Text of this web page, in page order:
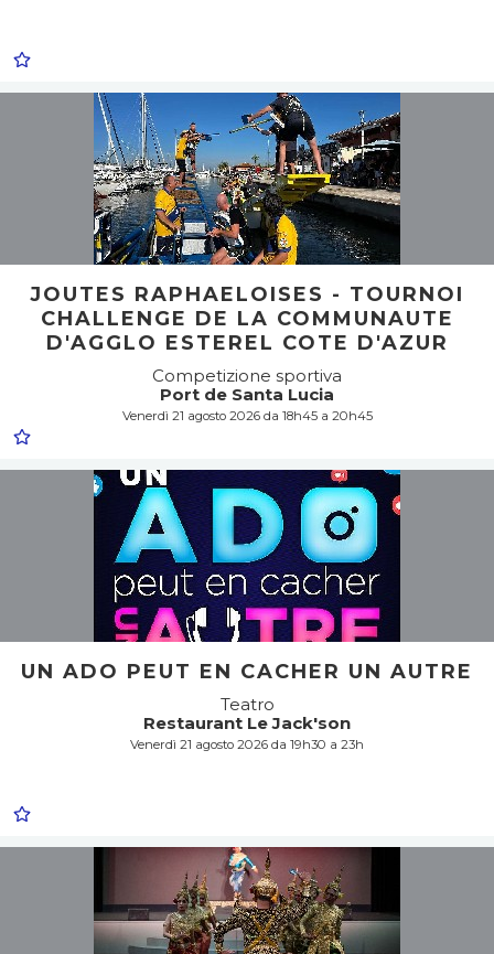
JOUTES RAPHAELOISES - TOURNOI
CHALLENGE DE LA COMMUNAUTE
D'AGGLO ESTEREL COTE D'AZUR
Competizione sportiva
Port de Santa Lucia
Venerdì 21 agosto 2026 da 18h45 a 20h45
UN ADO PEUT EN CACHER UN AUTRE
Teatro
Restaurant Le Jack'son
Venerdì 21 agosto 2026 da 19h30 a 23h